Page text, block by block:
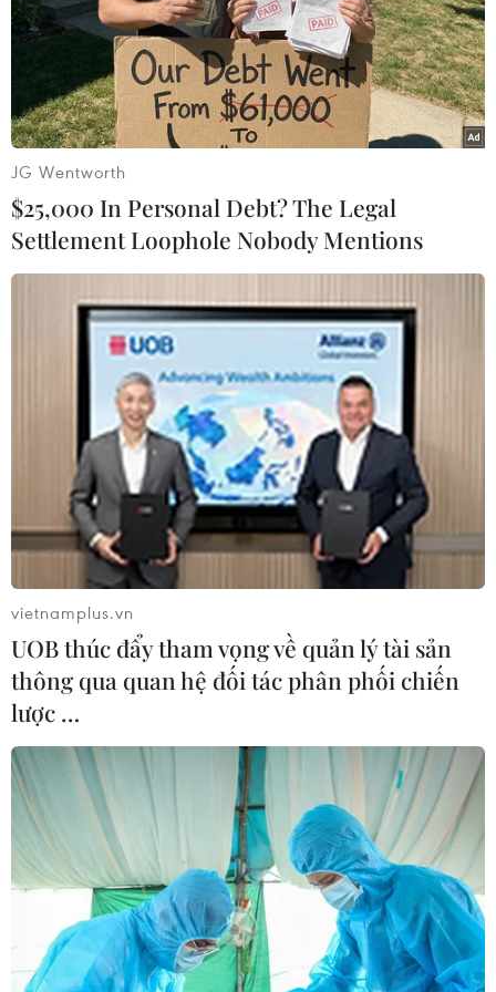
EU mở rộng danh sách trừng phạt chính
quyền của Tổng thống Syria
14/11/2016 15:10
EU đã mở rộng các biện pháp trừng phạt Syria, đưa 17
bộ trưởng của chính quyền Damascus và lãnh đạo
Ngân hàng Trung ương Syria vào danh sách cấm nhập
cảnh và đóng băng tài sản.
Hạ viện Mỹ gia hạn các biện pháp trừng
phạt Iran và Syria
JG Wentworth
$25,000 In Personal Debt? The Legal
Settlement Loophole Nobody Mentions
vietnamplus.vn
UOB thúc đẩy tham vọng về quản lý tài sản
thông qua quan hệ đối tác phân phối chiến
lược …